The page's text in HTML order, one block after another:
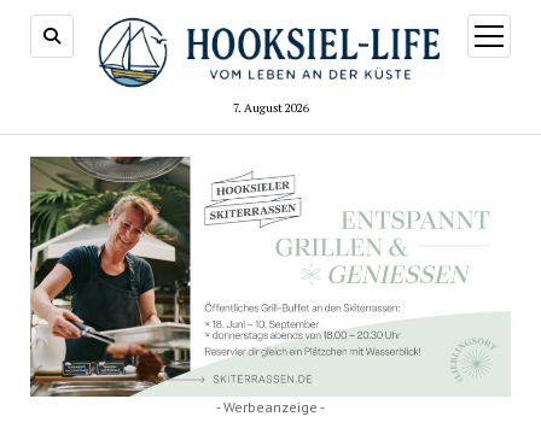
7. August 2026
Menü
öffnen
- Werbeanzeige -